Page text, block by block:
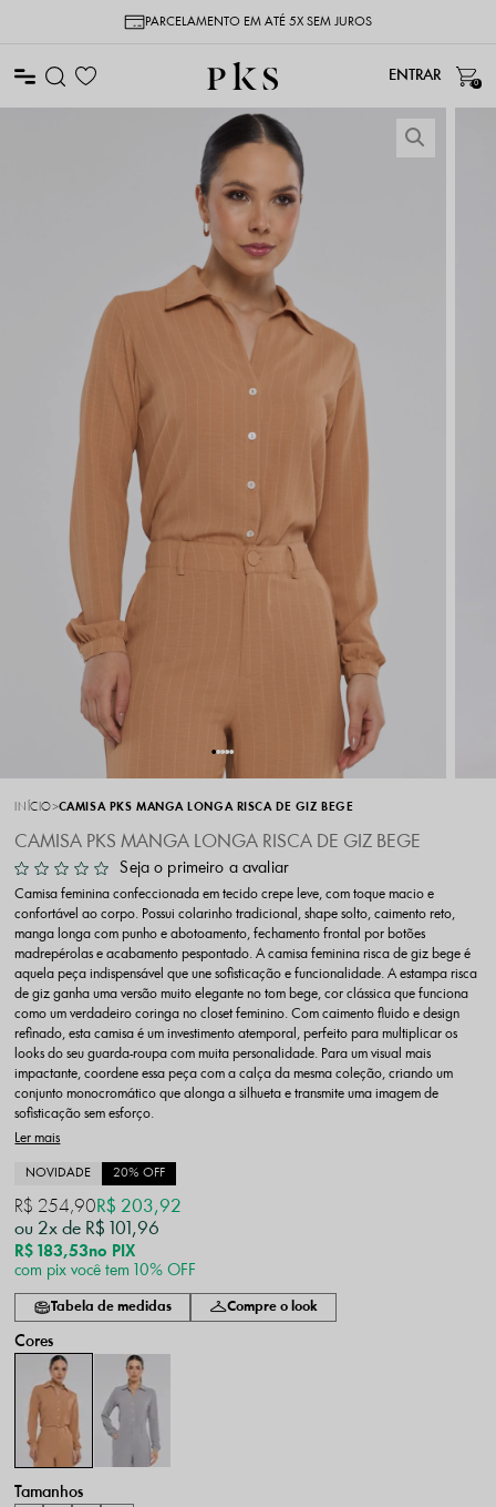
PARCELAMENTO EM ATÉ 5X SEM JUROS
0
INÍCIO CAMISA PKS MANGA LONGA RISCA DE GIZ BEGE
CAMISA PKS MANGA LONGA RISCA DE GIZ BEGE
Seja o primeiro a avaliar
Camisa feminina confeccionada em tecido crepe leve, com toque macio e
confortável ao corpo. Possui colarinho tradicional, shape solto, caimento reto,
manga longa com punho e abotoamento, fechamento frontal por botões
madrepérolas e acabamento pespontado. A camisa feminina risca de giz bege é
aquela peça indispensável que une sofisticação e funcionalidade. A estampa risca
de giz ganha uma versão muito elegante no tom bege, cor clássica que funciona
como um verdadeiro coringa no closet feminino. Com caimento fluido e design
refinado, esta camisa é um investimento atemporal, perfeito para multiplicar os
looks do seu guarda-roupa com muita personalidade. Para um visual mais
impactante, coordene essa peça com a calça da mesma coleção, criando um
conjunto monocromático que alonga a silhueta e transmite uma imagem de
sofisticação sem esforço.
Ler mais
20% OFF
NOVIDADE
R$ 183,53no PIX
R$ 254,90R$ 203,92
2x
R$ 101,96
com pix você tem 10% OFF
Tabela de medidas Compre o look